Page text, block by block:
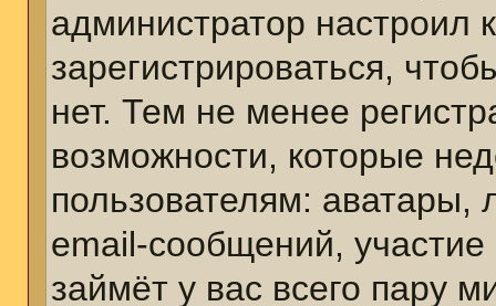
администратор
зарегистрироваться,
нет. Тем не менее
возможности, которые
пользователям: аватары,
email-сообщений, участие
займёт у вас всего пару